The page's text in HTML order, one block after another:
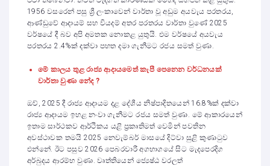
1956 වසරෙන් පසු ශ්‍රී ලංකාවෙන් වාර්තා වූ අඩුම අයවැය පරතරය,
ආණ්ඩුවේ ආදායම් සහ වියදම් අතර පරතරය වාර්තා වු‍ණේ 2025
වර්ෂයේ දී බව අපි අමතක නොකළ යුතුයි. එම වර්ෂයේ අයවැය
පරතරය 2.4%ක් දක්වා පහත දමා ගැනීමට රජය සමත් වුණා.
මේ කාලය තුළ රාජ්‍ය ආදායමෙත් කැපී පෙනෙන වර්ධනයක්
වාර්තා වුණා නේද ?
ඔව්, 2025 දී රාජ්‍ය ආදායම දළ දේශීය නිෂ්පාදිතයෙන් 16.8%ක් දක්වා
රාජ්‍ය ආදායම ඉහළ නංවා ගැනීමට රජය සමත් වුණා. මේ ආකාරයෙන්
ඉතාම සාර්ථකව ආර්ථිකය යළි ප්‍රකෘතිමත් වෙමින් පවතින
අවස්ථාවක තමයි 2025 නෙවැම්බර් මාසයේ දිට්වා සුළි කුණාටුව
එන්නේ. ඊට පසුව 2026 පෙබරවාරී අගභාගයේ සිට මැදපෙරදිග
අර්බුදය ආරම්භ වුණා. වෘත්තියෙන් ජ්‍යෙෂ්ඨ වරලත්